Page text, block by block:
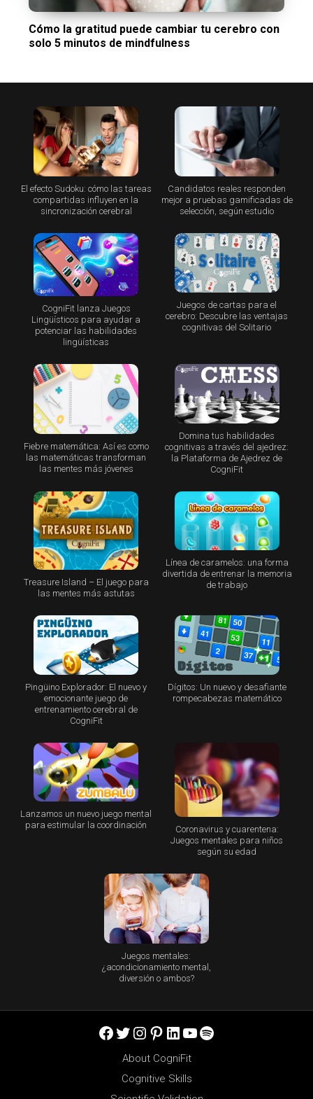
Cómo la gratitud puede cambiar tu cerebro con
solo 5 minutos de mindfulness
El efecto Sudoku: cómo las tareas
compartidas influyen en la
sincronización cerebral
Candidatos reales responden
mejor a pruebas gamificadas de
selección, según estudio
CogniFit lanza Juegos
Lingüísticos para ayudar a
potenciar las habilidades
lingüísticas
Juegos de cartas para el
cerebro: Descubre las ventajas
cognitivas del Solitario
Fiebre matemática: Así es como
las matemáticas transforman
las mentes más jóvenes
Domina tus habilidades
cognitivas a través del ajedrez:
la Plataforma de Ajedrez de
CogniFit
Treasure Island – El juego para
las mentes más astutas
Línea de caramelos: una forma
divertida de entrenar la memoria
de trabajo
Pingüino Explorador: El nuevo y
emocionante juego de
entrenamiento cerebral de
CogniFit
Dígitos: Un nuevo y desafiante
rompecabezas matemático
Lanzamos un nuevo juego mental
para estimular la coordinación
Coronavirus y cuarentena:
Juegos mentales para niños
según su edad
Juegos mentales:
¿acondicionamiento mental,
diversión o ambos?
Facebook
Twitter
Instagram
Pinterest
LinkedIn
YouTube
Spotify
About CogniFit
Cognitive Skills